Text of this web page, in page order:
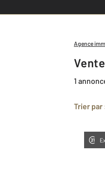
Agence
1
Trier par